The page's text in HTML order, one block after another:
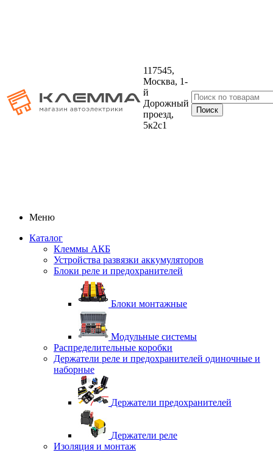
117545,
Москва, 1-
й
Дорожный
проезд,
5к2с1
Меню
Каталог
Клеммы АКБ
Устройства развязки аккумуляторов
Блоки реле и предохранителей
Блоки монтажные
Модульные системы
Распределительные коробки
Держатели реле и предохранителей одиночные и
наборные
Держатели предохранителей
Держатели реле
Изоляция и монтаж